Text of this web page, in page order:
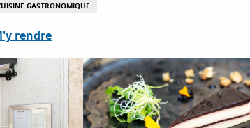
GASTRONOMIQUE
rendre